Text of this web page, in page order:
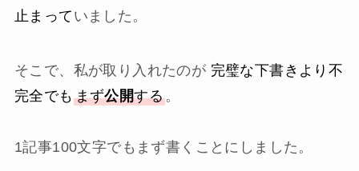
止まって いました。
そこで、私が取り入れたのが 完璧な下書きより不
完全でも まず公開する。
1記事100文字でもまず書くことにしました。